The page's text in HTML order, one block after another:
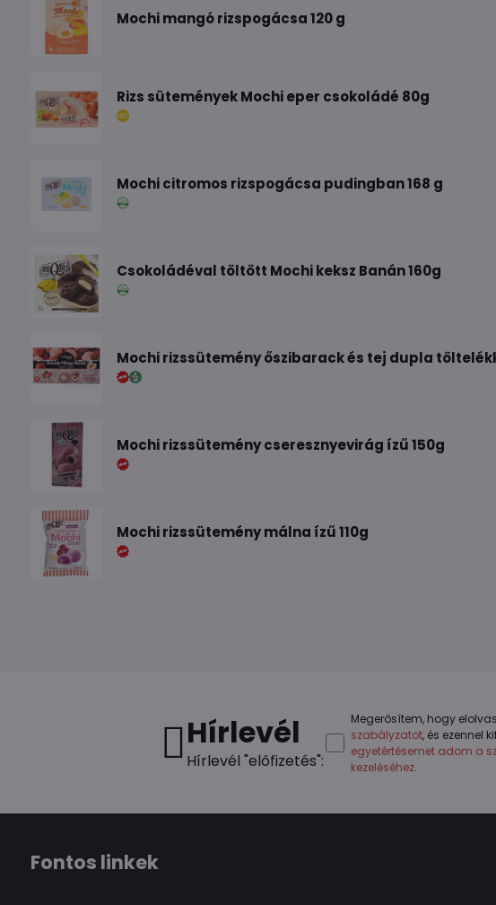
Mochi mangó rizspogácsa 120 g
Rizs sütemények Mochi eper csokoládé 80g
Mochi citromos rizspogácsa pudingban 168 g
Csokoládéval töltött Mochi keksz Banán 160g
Mochi rizssütemény őszibarack és tej dupla
Mochi rizssütemény cseresznyevirág ízű 150g
Mochi rizssütemény málna ízű 110g
Hírlevél
Hírlevél "előfizetés":
Megerősítem, hogy
szabályzatot, és ezennel
egyetértésemet adom a
kezeléséhez.
Fontos linkek